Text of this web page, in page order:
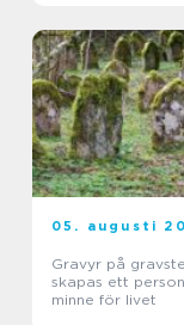
05. augusti
Gravyr på gravsten
skapas ett
minne för livet